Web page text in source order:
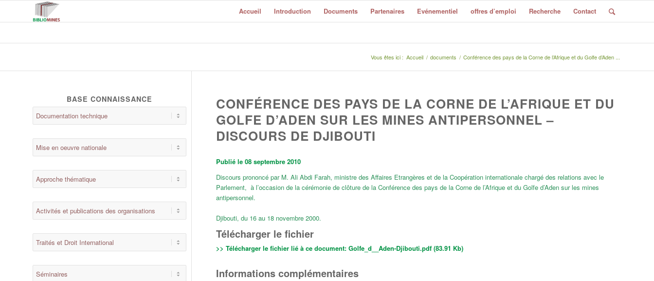
Accueil Introduction Documents Partenaires Evénementiel offres d’emploi Recherche Contact
Vous êtes ici : Accueil / documents / Conférence des pays de la Corne de l’Afrique et du Golfe d’Aden ...
CONFÉRENCE DES PAYS DE LA CORNE DE L’AFRIQUE ET DU
GOLFE D’ADEN SUR LES MINES ANTIPERSONNEL –
DISCOURS DE DJIBOUTI
Publié le 08 septembre 2010
Discours prononcé par M. Ali Abdi Farah, ministre des Affaires Etrangères et de la Coopération internationale chargé des relations avec le
Parlement, à l’occasion de la cérémonie de clôture de la Conférence des pays de la Corne de l’Afrique et du Golfe d’Aden sur les mines
antipersonnel.
Djibouti, du 16 au 18 novembre 2000.
Télécharger le fichier
>> Télécharger le fichier lié à ce document: Golfe_d__Aden-Djibouti.pdf (83.91 Kb)
Informations complémentaires
BASE CONNAISSANCE